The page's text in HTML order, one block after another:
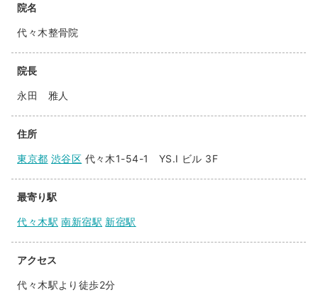
院名
代々木整骨院
院長
永田 雅人
住所
東京都 渋谷区 代々木1-54-1 YS.I ビル 3F
最寄り駅
代々木駅 南新宿駅 新宿駅
アクセス
代々木駅より徒歩2分